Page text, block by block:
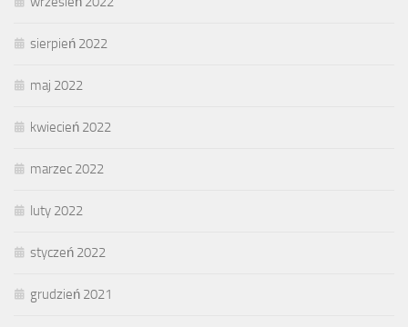
sierpień 2022
maj 2022
kwiecień 2022
marzec 2022
luty 2022
styczeń 2022
grudzień 2021